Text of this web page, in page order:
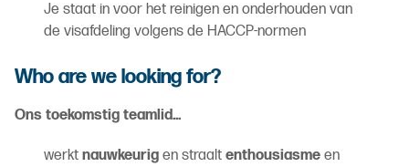
Je staat in voor het reinigen en onderhouden van
de visafdeling volgens de HACCP-normen
Who are we looking for?
Ons toekomstig teamlid...
werkt nauwkeurig en straalt enthousiasme en